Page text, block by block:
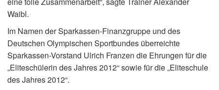
Waibl.
Im Namen der Sparkassen-Finanzgruppe und des
Deutschen Olympischen Sportbundes überreichte
Sparkassen-Vorstand Ulrich Franzen die Ehrungen für die
„Eliteschülerin des Jahres 2012“ sowie für die „Eliteschule
des Jahres 2012“.